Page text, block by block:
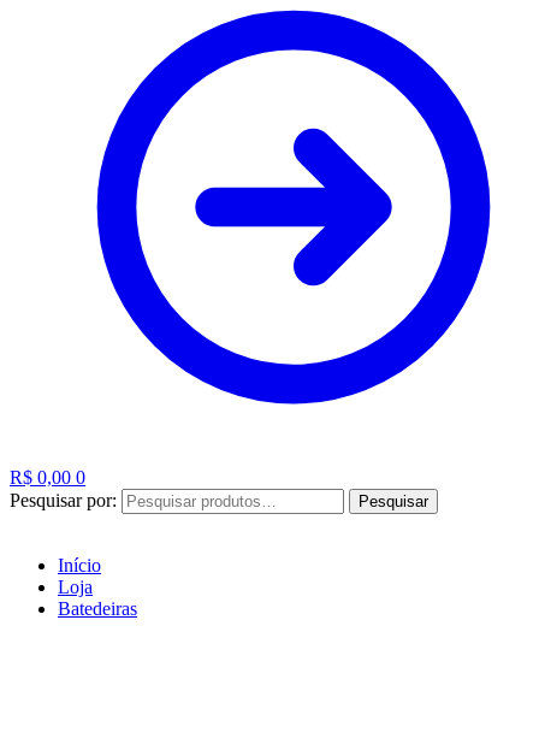
R$ 0,00 0
Pesquisar por:
Pesquisar
Início
Loja
Batedeiras